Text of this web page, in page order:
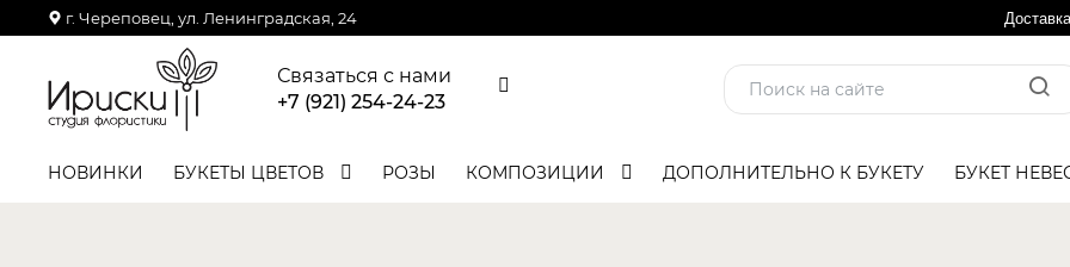
г. Череповец, ул. Ленинградская, 24 Доставка
Связаться с нами
+7 (921) 254-24-23
НОВИНКИ БУКЕТЫ ЦВЕТОВ РОЗЫ КОМПОЗИЦИИ ДОПОЛНИТЕЛЬНО К БУКЕТУ БУКЕТ